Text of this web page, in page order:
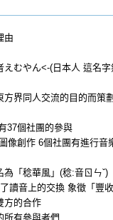
由
えむやん<-(日本人 這名
方界同人交流的目的而策
37個社團的參與
像創作 6個社團有進行音
「稔華風」(稔:音ㄖㄣˇ)
讀音上的交換 象徵「豐
方的合作
所有參與者們